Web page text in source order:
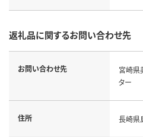
返礼品に関するお問い合わせ先
お問い合わせ先
宮崎県
ター
住所 長崎県